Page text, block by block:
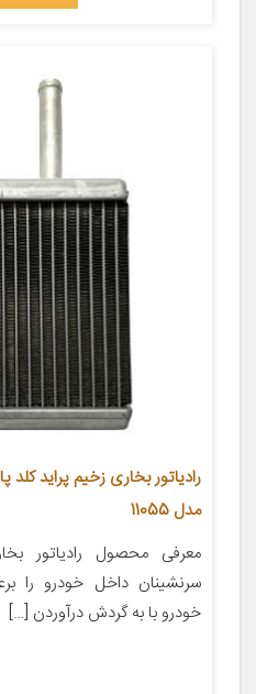
رادیاتور بخاری زخیم پراید کلد
مدل 11055
معرفی محصول رادیاتور
سرنشینان داخل خودرو را
خودرو با به گردش درآوردن […]